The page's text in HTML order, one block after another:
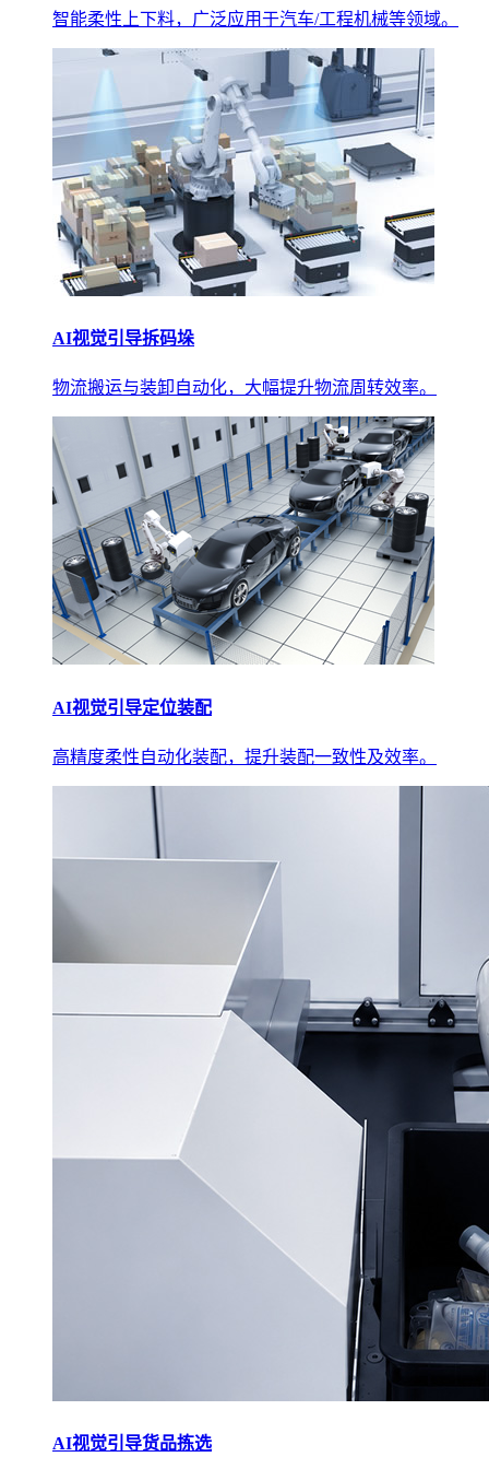
智能柔性上下料，广泛应用于汽车/工程机械等领域。
AI视觉引导拆码垛
物流搬运与装卸自动化，大幅提升物流周转效率。
AI视觉引导定位装配
高精度柔性自动化装配，提升装配一致性及效率。
AI视觉引导货品拣选